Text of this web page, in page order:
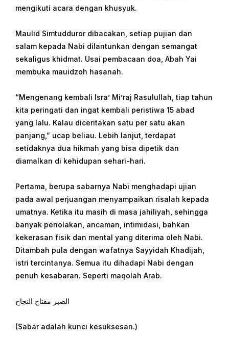
mengikuti acara dengan khusyuk.
Maulid Simtudduror dibacakan, setiap pujian dan
salam kepada Nabi dilantunkan dengan semangat
sekaligus khidmat. Usai pembacaan doa, Abah Yai
membuka mauidzoh hasanah.
“Mengenang kembali Isra’ Mi’raj Rasulullah, tiap tahun
kita peringati dan ingat kembali peristiwa 15 abad
yang lalu. Kalau diceritakan satu per satu akan
panjang,” ucap beliau. Lebih lanjut, terdapat
setidaknya dua hikmah yang bisa dipetik dan
diamalkan di kehidupan sehari-hari.
Pertama, berupa sabarnya Nabi menghadapi ujian
pada awal perjuangan menyampaikan risalah kepada
umatnya. Ketika itu masih di masa jahiliyah, sehingga
banyak penolakan, ancaman, intimidasi, bahkan
kekerasan fisik dan mental yang diterima oleh Nabi.
Ditambah pula dengan wafatnya Sayyidah Khadijah,
istri tercintanya. Semua itu dihadapi Nabi dengan
penuh kesabaran. Seperti maqolah Arab.
الصبر مفتاح النجاح
(Sabar adalah kunci kesuksesan.)